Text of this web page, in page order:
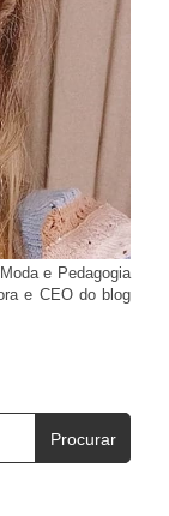
e Pedagogia
e CEO do blog
Procurar